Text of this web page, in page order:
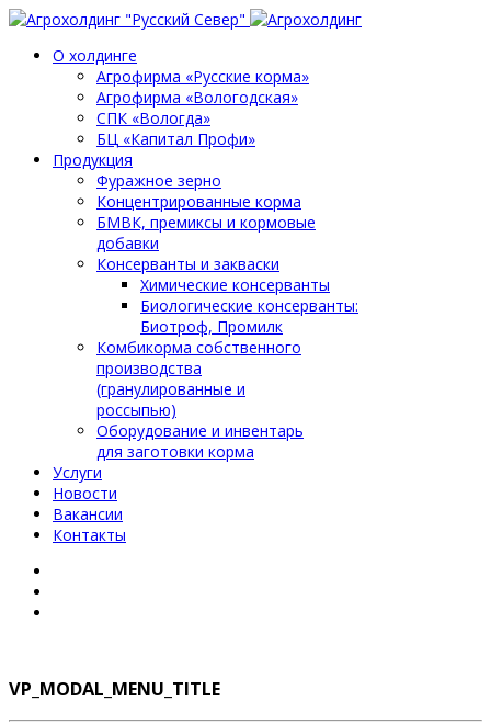
О холдинге
Агрофирма «Русские корма»
Агрофирма «Вологодская»
СПК «Вологда»
БЦ «Капитал Профи»
Продукция
Фуражное зерно
Концентрированные корма
БМВК, премиксы и кормовые
добавки
Консерванты и закваски
Химические консерванты
Биологические консерванты:
Биотроф, Промилк
Комбикорма собственного
производства
(гранулированные и
россыпью)
Оборудование и инвентарь
для заготовки корма
Услуги
Новости
Вакансии
Контакты
VP_MODAL_MENU_TITLE